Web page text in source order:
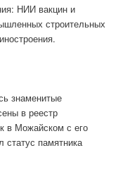
НИИ вакцин и
строительных
знаменитые
в реестр
в Можайском с его
статус памятника